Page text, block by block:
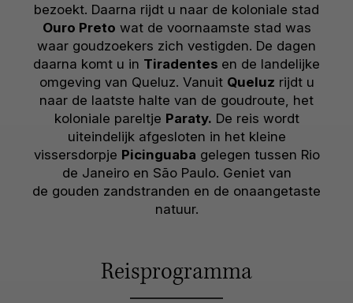
bezoekt. Daarna rijdt u naar de koloniale stad
Ouro Preto wat de voornaamste stad was
waar goudzoekers zich vestigden. De dagen
daarna komt u in Tiradentes en de landelijke
omgeving van Queluz. Vanuit Queluz rijdt u
naar de laatste halte van de goudroute, het
koloniale pareltje Paraty. De reis wordt
uiteindelijk afgesloten in het kleine
vissersdorpje Picinguaba gelegen tussen Rio
de Janeiro en São Paulo. Geniet van
de gouden zandstranden en de onaangetaste
natuur.
Reisprogramma